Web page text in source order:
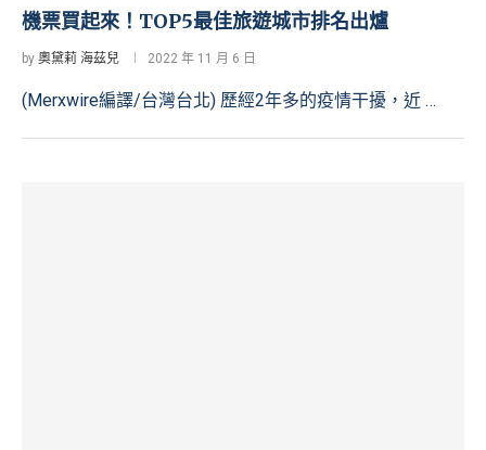
機票買起來！TOP5最佳旅遊城市排名出爐
by 奧黛莉 海茲兒 2022 年 11 月 6 日
(Merxwire編譯/台灣台北) 歷經2年多的疫情干擾，近 …